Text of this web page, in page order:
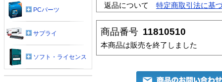
返品について
特定商取引法に基
商品番号 11810510
本商品は販売を終了しました
PCパーツ
サプライ
ソフト・ライセンス